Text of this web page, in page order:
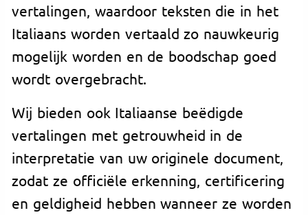
vertalingen, waardoor teksten die in het
Italiaans worden vertaald zo nauwkeurig
mogelijk worden en de boodschap goed
wordt overgebracht.
Wij bieden ook Italiaanse beëdigde
vertalingen met getrouwheid in de
interpretatie van uw originele document,
zodat ze officiële erkenning, certificering
en geldigheid hebben wanneer ze worden